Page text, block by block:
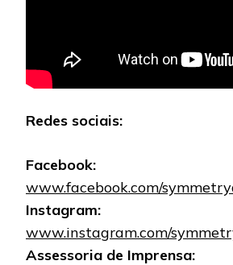
Redes sociais:
Facebook:
www.facebook.com/
Instagram:
www.instagram.com/
Assessoria de Imprensa: